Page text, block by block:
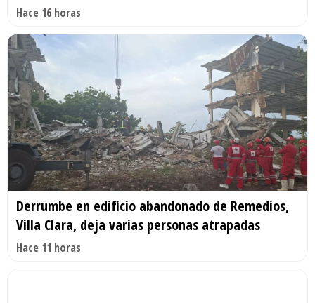
Hace 16 horas
Derrumbe en edificio abandonado de Remedios,
Villa Clara, deja varias personas atrapadas
Hace 11 horas